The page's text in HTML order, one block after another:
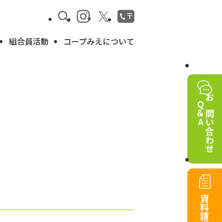
組合員活動 コープみえについて
お問い合わせ
Q＆A
資料請求